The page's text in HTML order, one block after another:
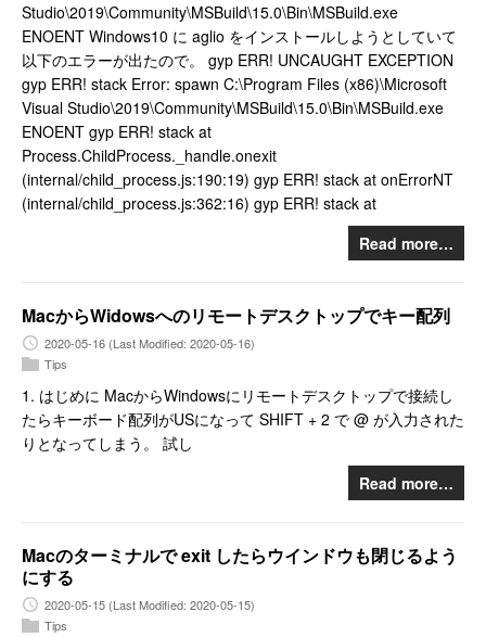
Studio\2019\Community\MSBuild\15.0\Bin\MSBuild.exe
ENOENT Windows10 に aglio をインストールしようとしていて
以下のエラーが出たので。 gyp ERR! UNCAUGHT EXCEPTION
gyp ERR! stack Error: spawn C:\Program Files (x86)\Microsoft
Visual Studio\2019\Community\MSBuild\15.0\Bin\MSBuild.exe
ENOENT gyp ERR! stack at
Process.ChildProcess._handle.onexit
(internal/child_process.js:190:19) gyp ERR! stack at onErrorNT
(internal/child_process.js:362:16) gyp ERR! stack at
Read more…
MacからWidowsへのリモートデスクトップでキー配列
2020-05-16 (Last Modified: 2020-05-16)
Tips
1. はじめに MacからWindowsにリモートデスクトップで接続し
たらキーボード配列がUSになって SHIFT + 2 で @ が入力された
りとなってしまう。 試し
Read more…
Macのターミナルで exit したらウインドウも閉じるよう
にする
2020-05-15 (Last Modified: 2020-05-15)
Tips